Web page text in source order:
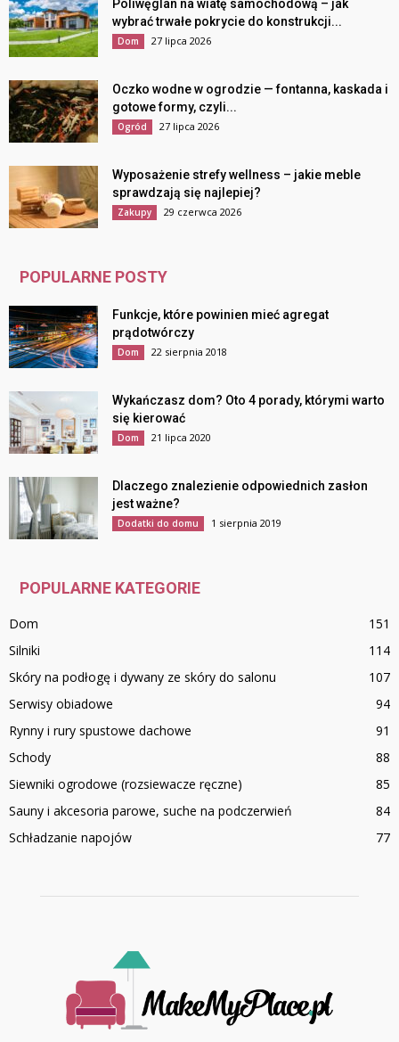
Poliwęglan na wiatę samochodową – jak
wybrać trwałe pokrycie do konstrukcji...
Dom 27 lipca 2026
Oczko wodne w ogrodzie — fontanna, kaskada i
gotowe formy, czyli...
Ogród 27 lipca 2026
Wyposażenie strefy wellness – jakie meble
sprawdzają się najlepiej?
Zakupy 29 czerwca 2026
POPULARNE POSTY
Funkcje, które powinien mieć agregat
prądotwórczy
Dom 22 sierpnia 2018
Wykańczasz dom? Oto 4 porady, którymi warto
się kierować
Dom 21 lipca 2020
Dlaczego znalezienie odpowiednich zasłon
jest ważne?
Dodatki do domu 1 sierpnia 2019
POPULARNE KATEGORIE
Dom
151
Silniki
114
Skóry na podłogę i dywany ze skóry do salonu
107
Serwisy obiadowe
94
Rynny i rury spustowe dachowe
91
Schody
88
Siewniki ogrodowe (rozsiewacze ręczne)
85
Sauny i akcesoria parowe, suche na podczerwień
84
Schładzanie napojów
77